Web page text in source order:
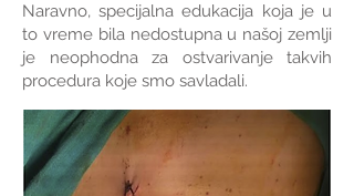
Naravno, specijalna edukacija koja je u
to vreme bila nedostupna u našoj zemlji
je neophodna za ostvarivanje takvih
procedura koje smo savladali.